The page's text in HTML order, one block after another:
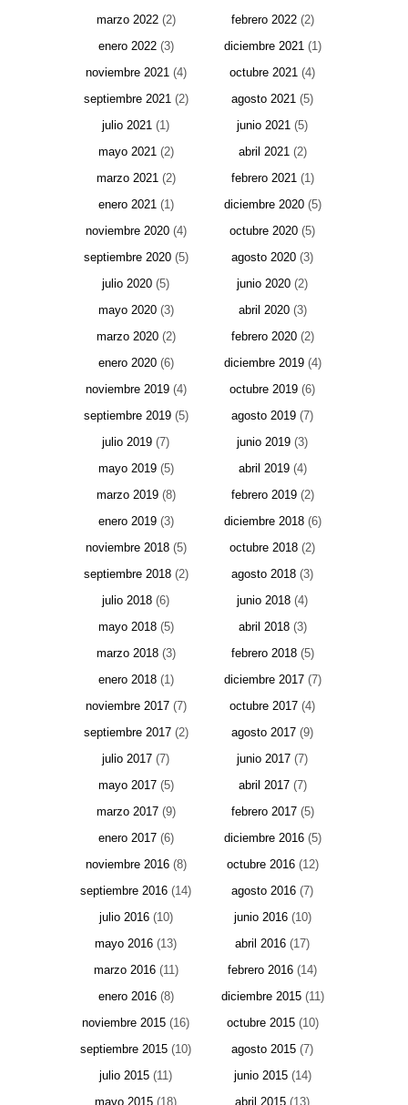
marzo 2022(2) febrero 2022(2)
enero 2022(3) diciembre 2021(1)
noviembre 2021(4) octubre 2021 (4)
septiembre 2021(2) agosto 2021 (5)
julio 2021 (1) junio 2021 (5)
mayo 2021(2) abril 2021(2)
marzo 2021(2) febrero 2021(1)
enero 2021(1) diciembre 2020(5)
noviembre 2020(4) octubre 2020 (5)
septiembre 2020(5) agosto 2020 (3)
julio 2020 (5) junio 2020 (2)
mayo 2020(3) abril 2020(3)
marzo 2020(2) febrero 2020(2)
enero 2020(6) diciembre 2019(4)
noviembre 2019(4) octubre 2019 (6)
septiembre 2019(5) agosto 2019 (7)
julio 2019 (7) junio 2019 (3)
mayo 2019(5) abril 2019(4)
marzo 2019(8) febrero 2019(2)
enero 2019(3) diciembre 2018(6)
noviembre 2018(5) octubre 2018 (2)
septiembre 2018(2) agosto 2018 (3)
julio 2018 (6) junio 2018 (4)
mayo 2018(5) abril 2018(3)
marzo 2018(3) febrero 2018(5)
enero 2018(1) diciembre 2017(7)
noviembre 2017(7) octubre 2017 (4)
septiembre 2017(2) agosto 2017 (9)
julio 2017 (7) junio 2017 (7)
mayo 2017(5) abril 2017(7)
marzo 2017(9) febrero 2017(5)
enero 2017(6) diciembre 2016(5)
noviembre 2016(8) octubre 2016(12)
septiembre 2016 (14) agosto 2016 (7)
julio 2016(10) junio 2016(10)
mayo 2016 (13) abril 2016 (17)
marzo 2016(11) febrero 2016 (14)
enero 2016(8) diciembre 2015(11)
noviembre 2015 (16) octubre 2015(10)
septiembre 2015 (10) agosto 2015 (7)
julio 2015 (11) junio 2015(14)
mayo 2015 (18) abril 2015 (13)